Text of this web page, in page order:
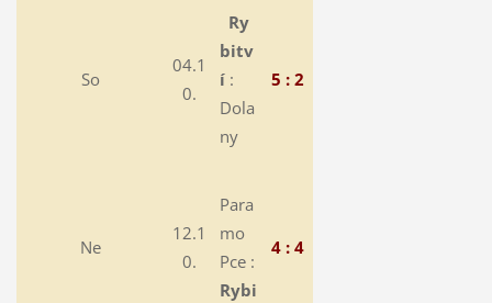
So
04.1
0.
Ry
bitv
í :
Dola
ny
5 : 2
Ne
12.1
0.
Para
mo
Pce :
Rybi
4 : 4